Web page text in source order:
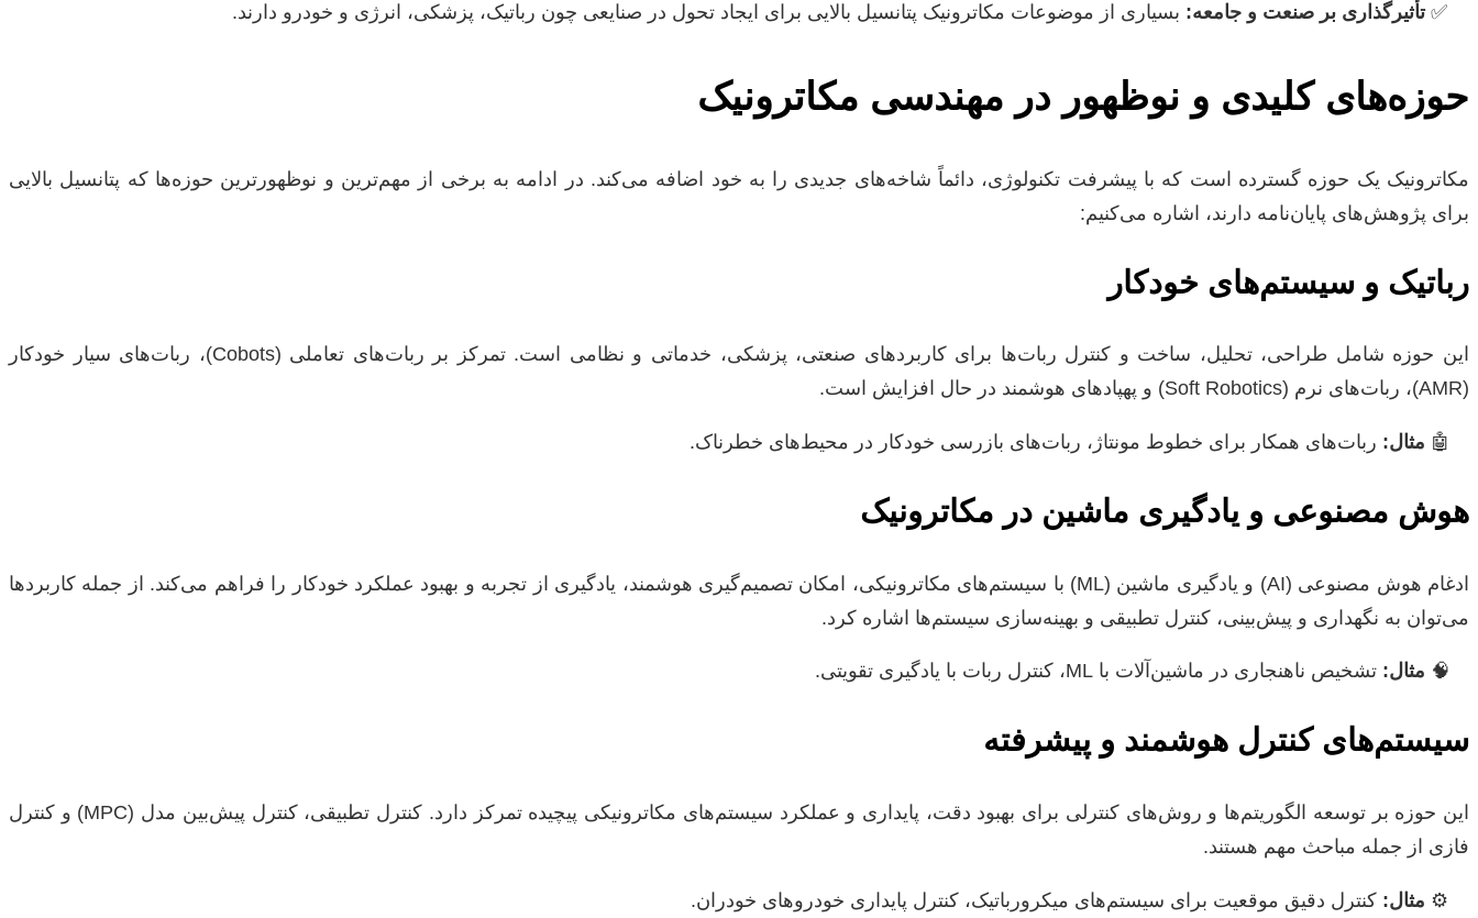
تأثیرگذاری بر صنعت و جامعه: بسیاری از موضوعات مکاترونیک پتانسیل بالایی برای ایجاد تحول در صنایعی چون رباتیک، پزشکی، انرژی و خودرو دارند.
حوزه‌های کلیدی و نوظهور در مهندسی مکاترونیک
مکاترونیک یک حوزه گسترده است که با پیشرفت تکنولوژی، دائماً شاخه‌های جدیدی را به خود اضافه می‌کند. در ادامه به برخی از مهم‌ترین و نوظهورترین حوزه‌ها که پتانسیل بالایی
برای پژوهش‌های پایان‌نامه دارند، اشاره می‌کنیم:
رباتیک و سیستم‌های خودکار
این حوزه شامل طراحی، تحلیل، ساخت و کنترل ربات‌ها برای کاربردهای صنعتی، پزشکی، خدماتی و نظامی است. تمرکز بر ربات‌های تعاملی (Cobots)، ربات‌های سیار خودکار
(AMR)، ربات‌های نرم (Soft Robotics) و پهپادهای هوشمند در حال افزایش است.
مثال: ربات‌های همکار برای خطوط مونتاژ، ربات‌های بازرسی خودکار در محیط‌های خطرناک.
هوش مصنوعی و یادگیری ماشین در مکاترونیک
ادغام هوش مصنوعی (AI) و یادگیری ماشین (ML) با سیستم‌های مکاترونیکی، امکان تصمیم‌گیری هوشمند، یادگیری از تجربه و بهبود عملکرد خودکار را فراهم می‌کند. از جمله کاربردها
می‌توان به نگهداری و پیش‌بینی، کنترل تطبیقی و بهینه‌سازی سیستم‌ها اشاره کرد.
مثال: تشخیص ناهنجاری در ماشین‌آلات با ML، کنترل ربات با یادگیری تقویتی.
سیستم‌های کنترل هوشمند و پیشرفته
این حوزه بر توسعه الگوریتم‌ها و روش‌های کنترلی برای بهبود دقت، پایداری و عملکرد سیستم‌های مکاترونیکی پیچیده تمرکز دارد. کنترل تطبیقی، کنترل پیش‌بین مدل (MPC) و کنترل
فازی از جمله مباحث مهم هستند.
مثال: کنترل دقیق موقعیت برای سیستم‌های میکرورباتیک، کنترل پایداری خودروهای خودران.